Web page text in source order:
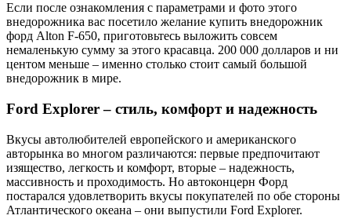
Если после ознакомления с параметрами и фото этого
внедорожника вас посетило желание купить внедорожник
форд Alton F-650, приготовьтесь выложить совсем
немаленькую сумму за этого красавца. 200 000 долларов и ни
центом меньше – именно столько стоит самый большой
внедорожник в мире.
Ford Explorer – стиль, комфорт и надежность
Вкусы автолюбителей европейского и американского
авторынка во многом различаются: первые предпочитают
изящество, легкость и комфорт, вторые – надежность,
массивность и проходимость. Но автоконцерн Форд
постарался удовлетворить вкусы покупателей по обе стороны
Атлантического океана – они выпустили Ford Explorer.